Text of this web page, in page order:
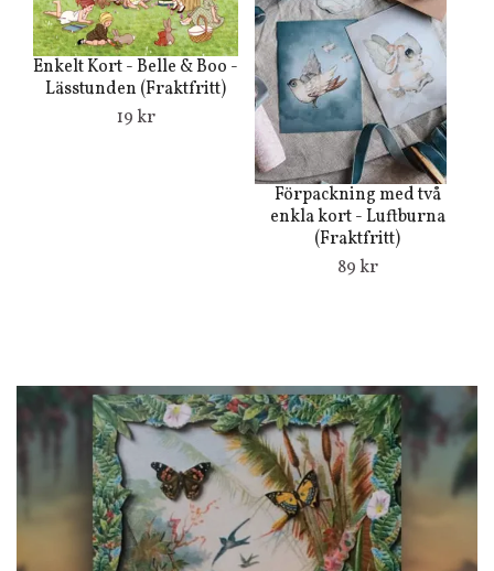
Enkelt Kort - Belle & Boo -
Lässtunden (Fraktfritt)
19 kr
Förpackning med två
enkla kort - Luftburna
(Fraktfritt)
89 kr